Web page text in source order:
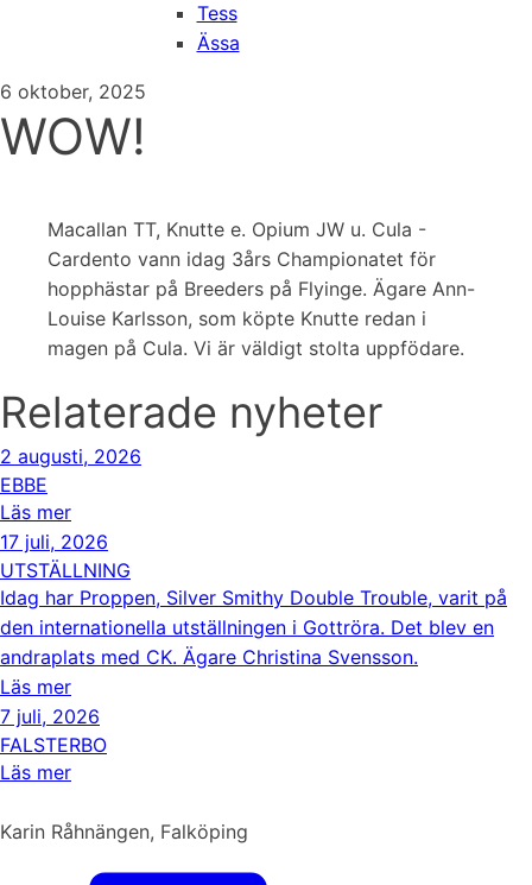
Tess
Ässa
6 oktober, 2025
WOW!
Macallan TT, Knutte e. Opium JW u. Cula -
Cardento vann idag 3års Championatet för
hopphästar på Breeders på Flyinge. Ägare Ann-
Louise Karlsson, som köpte Knutte redan i
magen på Cula. Vi är väldigt stolta uppfödare.
Relaterade nyheter
2 augusti, 2026
EBBE
Läs mer
17 juli, 2026
UTSTÄLLNING
Idag har Proppen, Silver Smithy Double Trouble, varit på
den internationella utställningen i Gottröra. Det blev en
andraplats med CK. Ägare Christina Svensson.
Läs mer
7 juli, 2026
FALSTERBO
Läs mer
Karin Råhnängen, Falköping